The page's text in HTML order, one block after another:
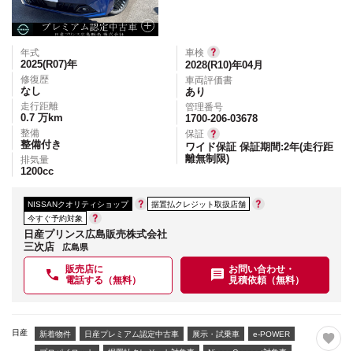
年式
2025(R07)年
修復歴
なし
走行距離
0.7 万km
整備
整備付き
排気量
1200cc
車検
2028(R10)年04月
車両評価書
あり
管理番号
1700-206-03678
保証
ワイド保証 保証期間:2年(走行距
離無制限)
NISSANクオリティショップ
据置払クレジット取扱店舗
今すぐ予約対象
日産プリンス広島販売株式会社
三次店
広島県
販売店に
電話する（無料）
お問い合わせ・
見積依頼（無料）
日産 新着物件 日産プレミアム認定中古車 展示・試乗車 e-POWER